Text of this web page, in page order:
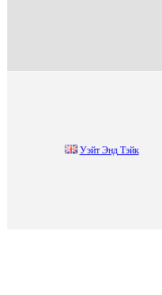
Уэйт Энд Тэйк